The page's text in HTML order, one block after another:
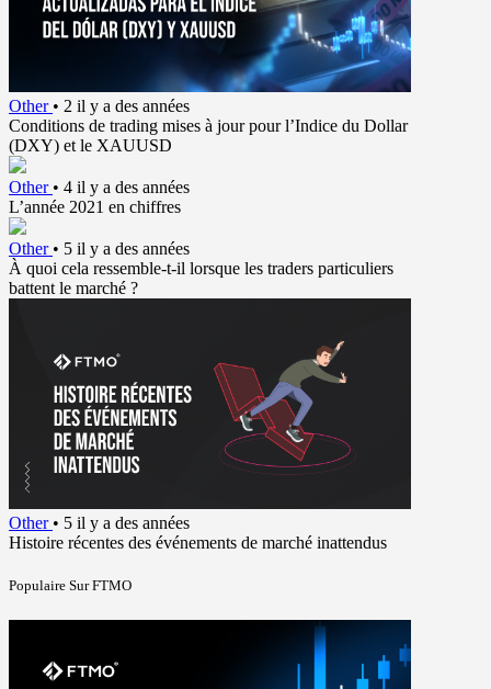
Other • 2 il y a des années
Conditions de trading mises à jour pour l’Indice du Dollar
(DXY) et le XAUUSD
Other • 4 il y a des années
L’année 2021 en chiffres
Other • 5 il y a des années
À quoi cela ressemble-t-il lorsque les traders particuliers
battent le marché ?
Other • 5 il y a des années
Histoire récentes des événements de marché inattendus
Populaire Sur FTMO